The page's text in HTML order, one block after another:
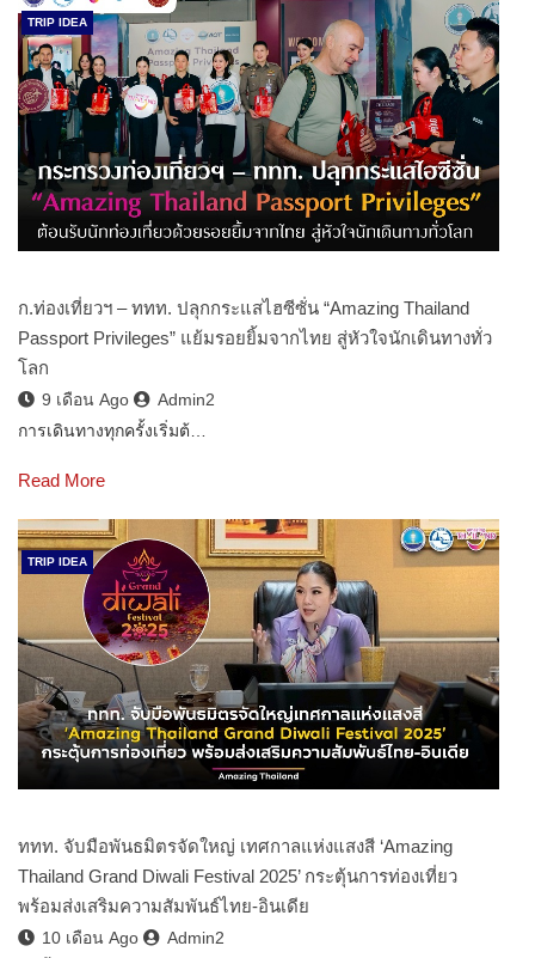
TRIP IDEA
ก.ท่องเที่ยวฯ – ททท. ปลุกกระแสไฮซีซั่น “Amazing Thailand
Passport Privileges” แย้มรอยยิ้มจากไทย สู่หัวใจนักเดินทางทั่ว
โลก
9 เดือน Ago
Admin2
การเดินทางทุกครั้งเริ่มต้…
Read More
TRIP IDEA
ททท. จับมือพันธมิตรจัดใหญ่ เทศกาลแห่งแสงสี ‘Amazing
Thailand Grand Diwali Festival 2025’ กระตุ้นการท่องเที่ยว
พร้อมส่งเสริมความสัมพันธ์ไทย-อินเดีย
10 เดือน Ago
Admin2